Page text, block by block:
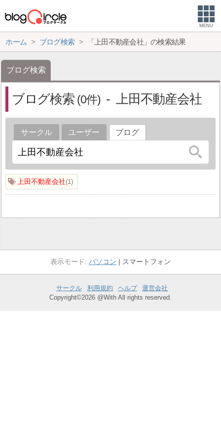
MENU
ホーム ブログ検索 「上田不動産会社」の検索結果
ブログ検索
ブログ検索 0 上田不動産会社
サークル ユーザー ブログ
上田不動産会社 1
パソコン スマートフォン
サークル 利用規約 ヘルプ
運営会社
Copyright©2026 @With All rights reserved.